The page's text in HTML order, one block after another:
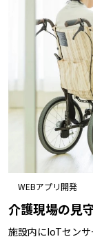
WEBアプリ開発
介護現場の見
施設内にIoTセン